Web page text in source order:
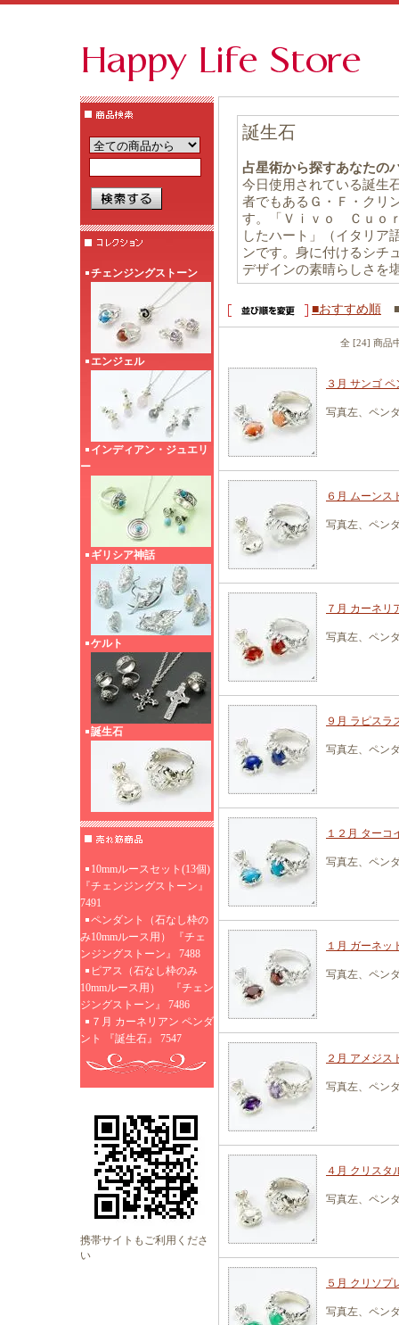
チェンジングストーン
エンジェル
インディアン・ジュエリ
ー
ギリシア神話
ケルト
誕生石
10mmルースセット(13個)
『チェンジングストーン』
7491
ペンダント（石なし枠の
み10mmルース用） 『チェ
ンジングストーン』 7488
ピアス（石なし枠のみ
10mmルース用） 『チェン
ジングストーン』 7486
７月 カーネリアン ペンダ
ント 『誕生石』 7547
携帯サイトもご利用くださ
い
誕生石
占星術から探すあなたの
今日使用されている誕生
者でもあるＧ・Ｆ・クリ
す。「Ｖｉｖｏ Ｃｕｏ
したハート」（イタリア
ンです。身に付けるシチ
デザインの素晴らしさを
■おすすめ順
全 [24] 商品
３月 サンゴ
写真左、ペン
６月 ムーンス
写真左、ペン
７月 カーネリ
写真左、ペン
９月 ラピスラ
写真左、ペン
１２月 ターコ
写真左、ペン
１月 ガーネッ
写真左、ペン
２月 アメジス
写真左、ペン
４月 クリスタ
写真左、ペン
５月 クリソプ
写真左、ペン